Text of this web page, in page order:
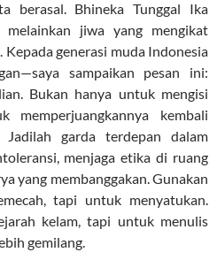
berasal. Bhineka Tunggal Ika
melainkan jiwa yang mengikat
generasi muda Indonesia
sampaikan pesan ini:
Bukan hanya untuk mengisi
memperjuangkannya kembali
garda terdepan dalam
menjaga etika di ruang
yang membanggakan. Gunakan
tapi untuk menyatukan.
kelam, tapi untuk menulis
gemilang.